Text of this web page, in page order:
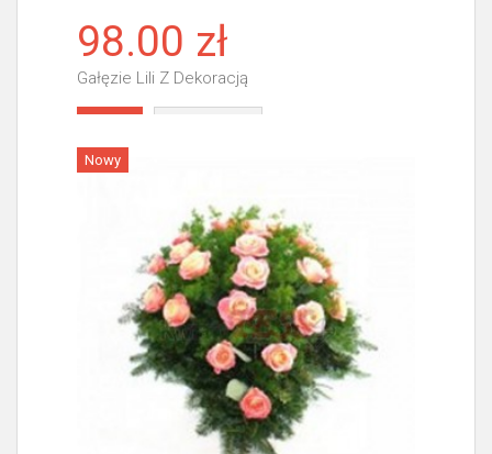
98.00 zł
Gałęzie Lili Z Dekoracją
Nowy